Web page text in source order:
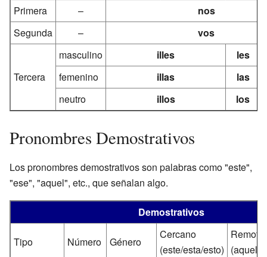
Primera
–
nos
Segunda
– vos
Tercera
masculino illes
les
femenino
illas
las
neutro
illos los
Pronombres Demostrativos
Los pronombres demostrativos son palabras como "este",
"ese", "aquel", etc., que señalan algo.
Demostrativos
Tipo Número Género
Cercano
(este/esta/esto)
Remoto
(aquel/